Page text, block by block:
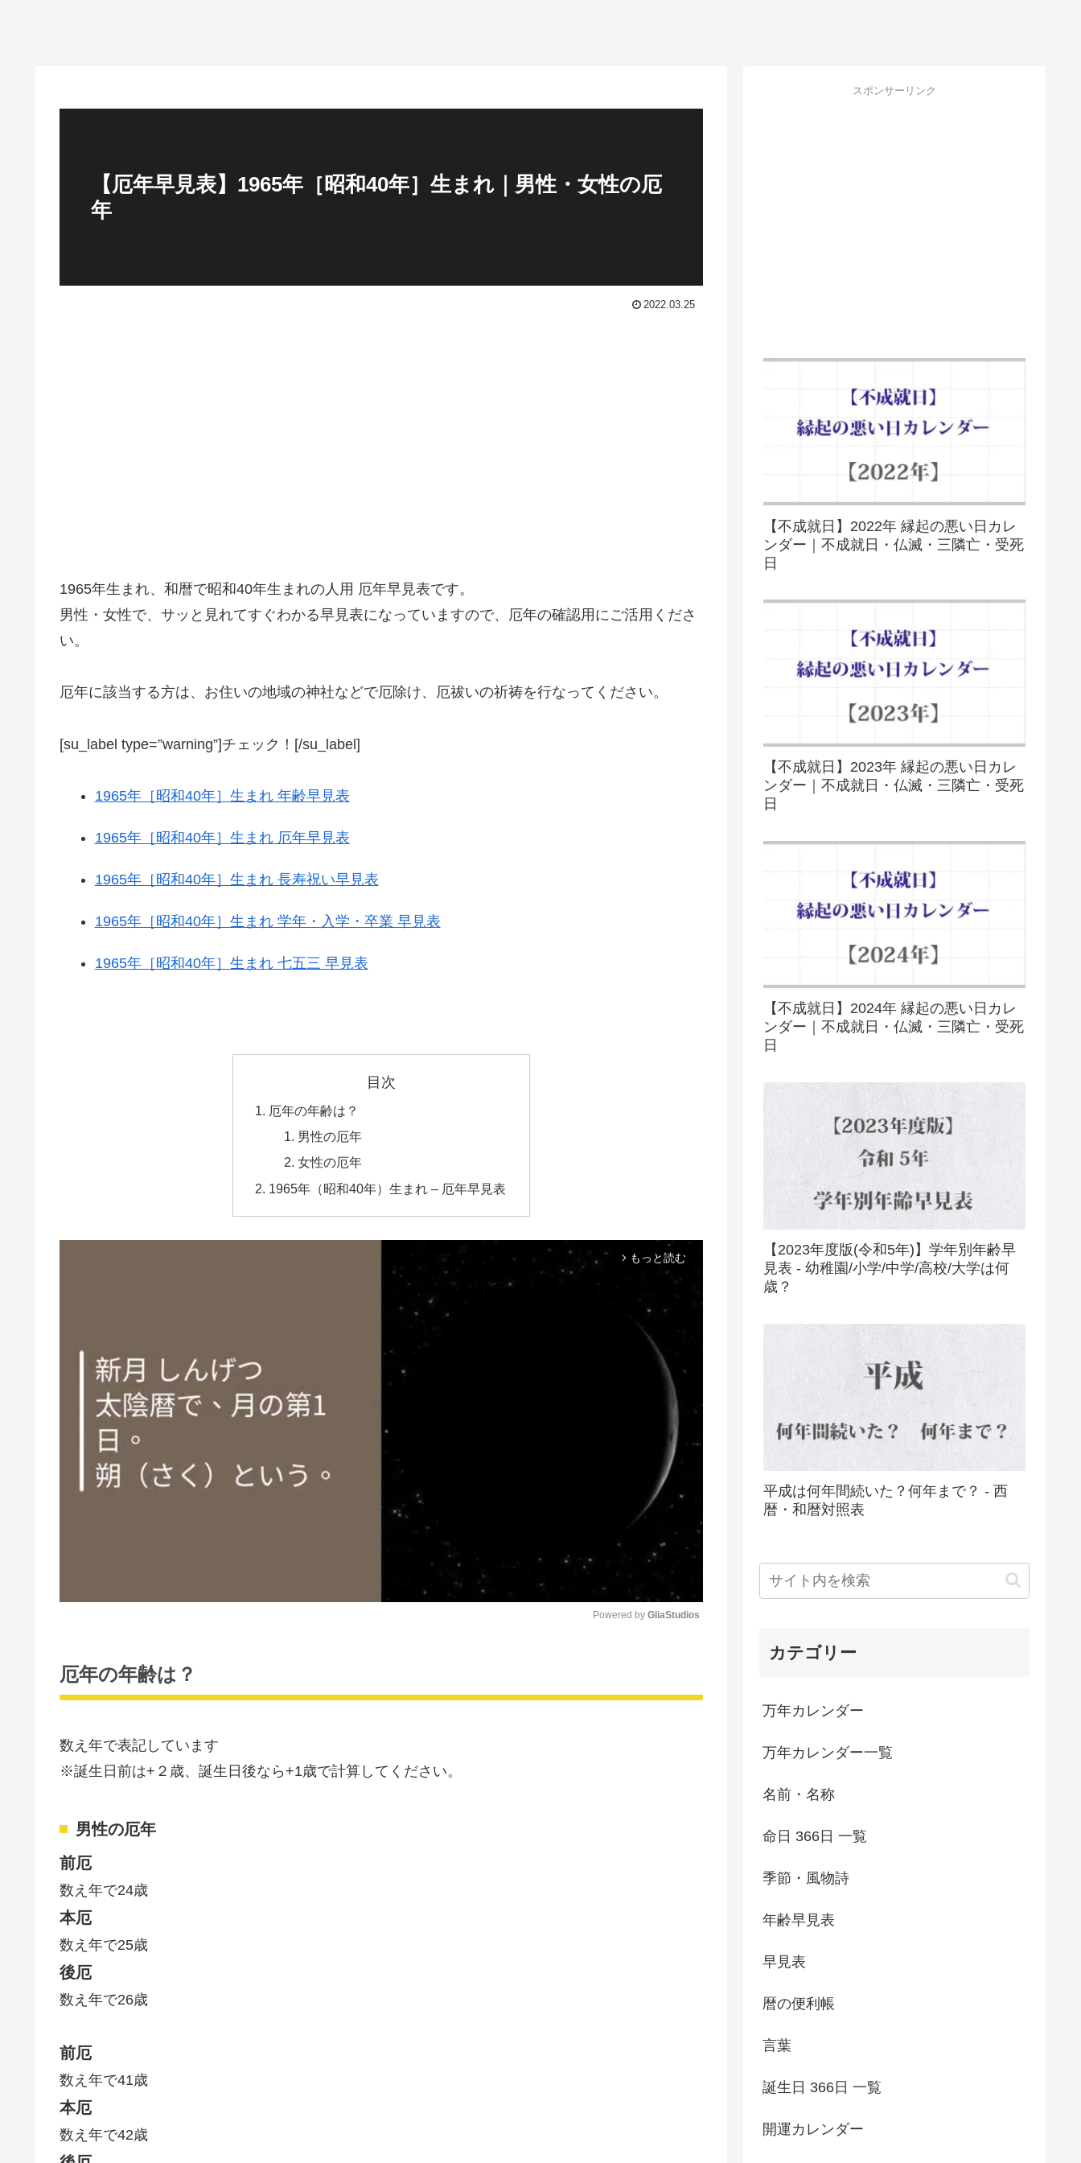
【厄年早見表】1965年［昭和40年］生まれ｜男性・女性の厄
年
2022.03.25
1965年生まれ、和暦で昭和40年生まれの人用 厄年早見表です。
男性・女性で、サッと見れてすぐわかる早見表になっていますので、厄年の確認用にご活用くださ
い。
厄年に該当する方は、お住いの地域の神社などで厄除け、厄祓いの祈祷を行なってください。
[su_label type=”warning”]チェック！[/su_label]
1965年［昭和40年］生まれ 年齢早見表
1965年［昭和40年］生まれ 厄年早見表
1965年［昭和40年］生まれ 長寿祝い早見表
1965年［昭和40年］生まれ 学年・入学・卒業 早見表
1965年［昭和40年］生まれ 七五三 早見表
目次
厄年の年齢は？
男性の厄年
女性の厄年
1965年（昭和40年）生まれ – 厄年早見表
arrow_forward_ios もっと読む
t
Powered by GliaStudios
厄年の年齢は？
数え年で表記しています
※誕生日前は+２歳、誕生日後なら+1歳で計算してください。
男性の厄年
前厄
数え年で24歳
本厄
数え年で25歳
後厄
数え年で26歳
前厄
数え年で41歳
本厄
数え年で42歳
スポンサーリンク
【不成就日】2022年 縁起の悪い日カレ
ンダー｜不成就日・仏滅・三隣亡・受死
日
【不成就日】2023年 縁起の悪い日カレ
ンダー｜不成就日・仏滅・三隣亡・受死
日
【不成就日】2024年 縁起の悪い日カレ
ンダー｜不成就日・仏滅・三隣亡・受死
日
【2023年度版(令和5年)】学年別年齢早
見表 - 幼稚園/小学/中学/高校/大学は何
歳？
平成は何年間続いた？何年まで？ - 西
暦・和暦対照表
カテゴリー
万年カレンダー
万年カレンダー一覧
名前・名称
命日 366日 一覧
季節・風物詩
年齢早見表
早見表
暦の便利帳
言葉
誕生日 366日 一覧
開運カレンダー